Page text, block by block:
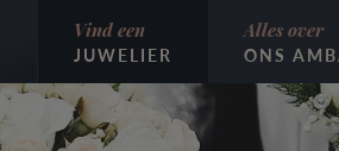
Vind een
JUWELIER
Alles over
ONS